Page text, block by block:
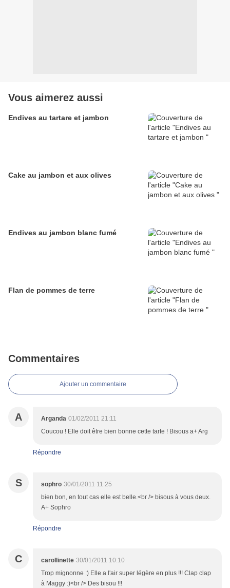
Vous aimerez aussi
Endives au tartare et jambon
Cake au jambon et aux olives
Endives au jambon blanc fumé
Flan de pommes de terre
Commentaires
Ajouter un commentaire
A Arganda 01/02/2011 21:11
Coucou ! Elle doit être bien bonne cette tarte ! Bisous a+ Arg
Répondre
S sophro 30/01/2011 11:25
bien bon, en tout cas elle est belle.<br /> bisous à vous deux.
A+ Sophro
Répondre
C carollinette 30/01/2011 10:10
Trop mignonne :) Elle a l'air super légère en plus !!! Clap clap
à Maggy :)<br /> Des bisou !!!